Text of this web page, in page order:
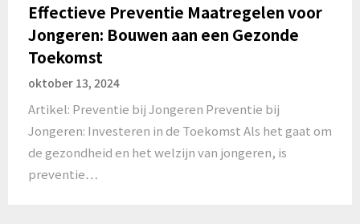
Effectieve Preventie Maatregelen voor
Jongeren: Bouwen aan een Gezonde
Toekomst
oktober 13, 2024
Artikel: Preventie bij Jongeren Preventie bij
Jongeren: Investeren in de Toekomst Als het gaat om
de gezondheid en het welzijn van jongeren, is
preventie…